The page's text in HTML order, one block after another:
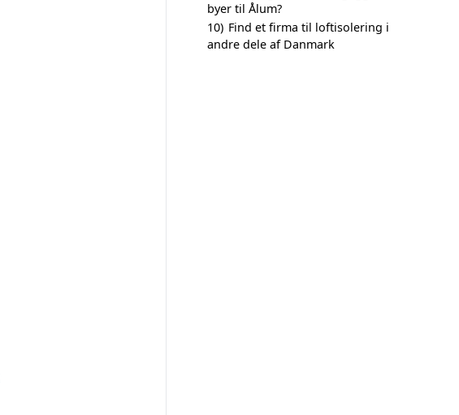
byer til Ålum?
10) Find et firma til loftisolering i
andre dele af Danmark